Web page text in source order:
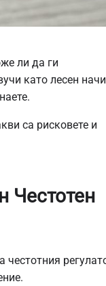
ли да ги
като лесен
са рисковете и
Честотен
честотния